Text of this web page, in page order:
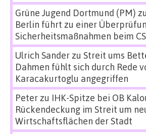
Grüne Jugend Dortmund (PM) zu
Berlin führt zu einer
Sicherheitsmaßnahmen beim
Ulrich Sanderzu Streit ums
Dahmen fühlt sich durch Rede
Karacakurtoglu angegriffen
Peterzu IHK-Spitze bei OB
Rückendeckung im Streit um
Wirtschaftsflächen der Stadt